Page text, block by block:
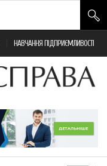
НАВЧАННЯ ПІДПРИЄМЛИВОСТІ